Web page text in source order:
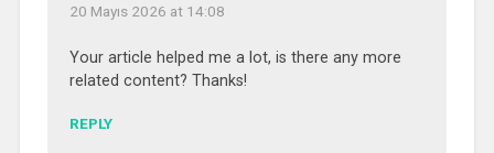
20 Mayıs 2026 at 14:08
Your article helped me a lot, is there any more
related content? Thanks!
REPLY